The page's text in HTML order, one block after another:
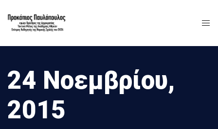
24 Νοεμβρίου,
2015